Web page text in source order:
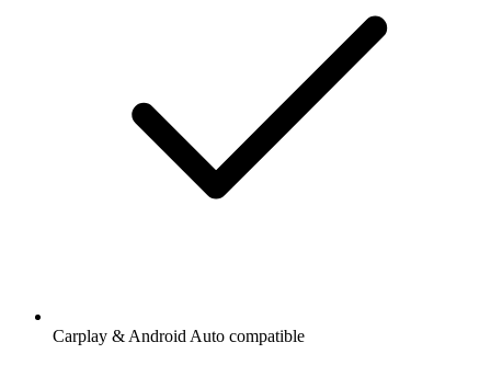
Carplay & Android Auto compatible